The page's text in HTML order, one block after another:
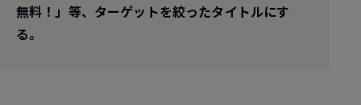
無料！」等、ターゲットを絞ったタイトルにす
る。